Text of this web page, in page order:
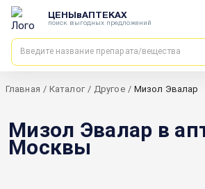
ЦЕНЫвАПТЕКАХ
поиск выгодных предложений
Главная / Каталог / Другое / Мизол Эвалар
Мизол Эвалар в
Москвы